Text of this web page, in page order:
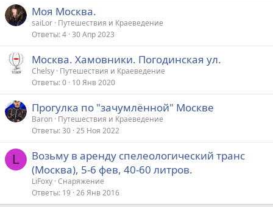
Моя Москва.
saiLor Путешествия и Краеведение
Ответы 4 30 Апр 2023
Москва. Хамовники. Погодинская ул.
Chelsy Путешествия и Краеведение
Ответы 0 10 Янв 2020
Прогулка по "зачумлённой" Москве
Baron Путешествия и Краеведение
Ответы 30 25 Ноя 2022
L
Возьму в аренду спелеологический транс
(Москва), 5-6 фев, 40-60 литров.
LiFoxy Снаряжение
Ответы 19 26 Янв 2016